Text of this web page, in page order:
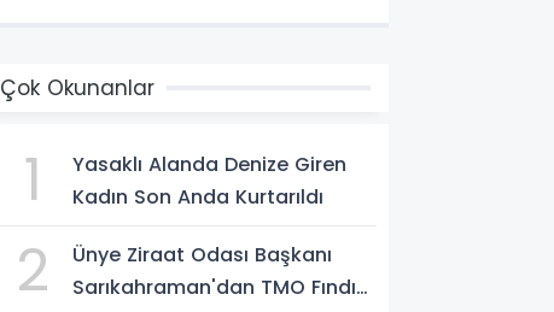
Çok Okunanlar
1
Yasaklı Alanda Denize Giren
Kadın Son Anda Kurtarıldı
2
Ünye Ziraat Odası Başkanı
Sarıkahraman'dan TMO Fındık